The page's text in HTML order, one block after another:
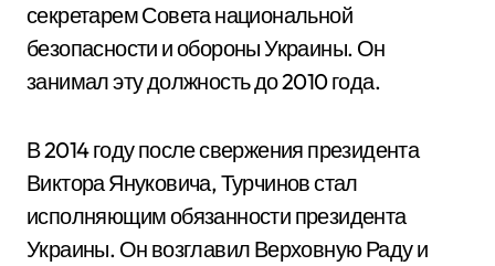
секретарем Совета национальной
безопасности и обороны Украины. Он
занимал эту должность до 2010 года.
В 2014 году после свержения президента
Виктора Януковича, Турчинов стал
исполняющим обязанности президента
Украины. Он возглавил Верховную Раду и